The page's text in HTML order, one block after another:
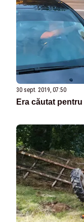
30 sept. 2019, 07:50
Era căutat